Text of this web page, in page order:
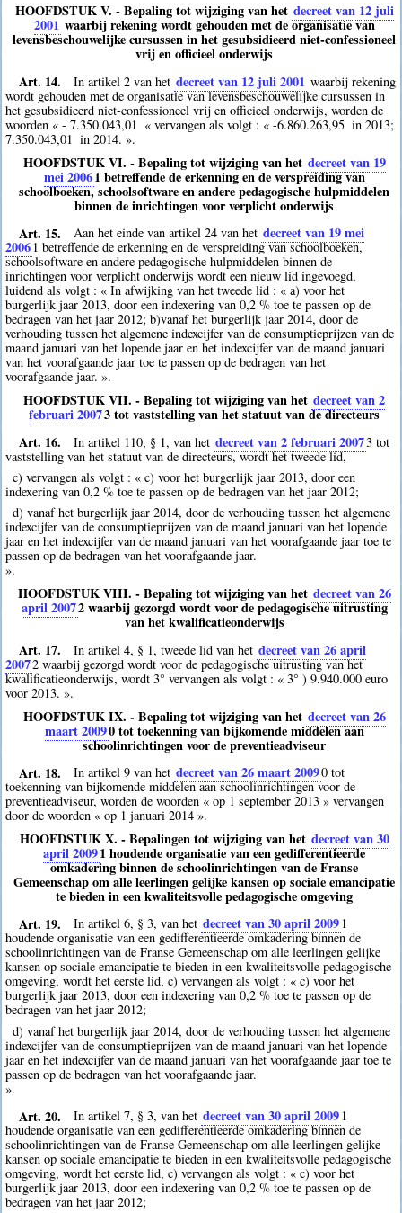
HOOFDSTUK V. - Bepaling tot wijziging van het decreet van 12 juli
2001 waarbij rekening wordt gehouden met de organisatie van
levensbeschouwelijke cursussen in het gesubsidieerd niet-confessioneel
vrij en officieel onderwijs
Art. 14.
In artikel 2 van het decreet van 12 juli 2001 waarbij rekening
wordt gehouden met de organisatie van levensbeschouwelijke cursussen in
het gesubsidieerd niet-confessioneel vrij en officieel onderwijs, worden de
woorden « - 7.350.043,01  « vervangen als volgt : « -6.860.263,95  in 2013;
7.350.043,01  in 2014. ».
HOOFDSTUK VI. - Bepaling tot wijziging van het decreet van 19
mei 20061betreffende de erkenning en de verspreiding van
schoolboeken, schoolsoftware en andere pedagogische hulpmiddelen
binnen de inrichtingen voor verplicht onderwijs
Art. 15.
Aan het einde van artikel 24 van het decreet van 19 mei
2006 1 betreffende de erkenning en de verspreiding van schoolboeken,
schoolsoftware en andere pedagogische hulpmiddelen binnen de
inrichtingen voor verplicht onderwijs wordt een nieuw lid ingevoegd,
luidend als volgt : « In afwijking van het tweede lid : « a) voor het
burgerlijk jaar 2013, door een indexering van 0,2 % toe te passen op de
bedragen van het jaar 2012; b)vanaf het burgerlijk jaar 2014, door de
verhouding tussen het algemene indexcijfer van de consumptieprijzen van de
maand januari van het lopende jaar en het indexcijfer van de maand januari
van het voorafgaande jaar toe te passen op de bedragen van het
voorafgaande jaar. ».
HOOFDSTUK VII. - Bepaling tot wijziging van het decreet van 2
februari 20073tot vaststelling van het statuut van de directeurs
Art. 16.
In artikel 110, § 1, van het decreet van 2 februari 20073 tot
vaststelling van het statuut van de directeurs, wordt het tweede lid,
c) vervangen als volgt : « c) voor het burgerlijk jaar 2013, door een
indexering van 0,2 % toe te passen op de bedragen van het jaar 2012;
d) vanaf het burgerlijk jaar 2014, door de verhouding tussen het algemene
indexcijfer van de consumptieprijzen van de maand januari van het lopende
jaar en het indexcijfer van de maand januari van het voorafgaande jaar toe te
passen op de bedragen van het voorafgaande jaar.
».
HOOFDSTUK VIII. - Bepaling tot wijziging van het decreet van 26
april 20072waarbij gezorgd wordt voor de pedagogische uitrusting
van het kwalificatieonderwijs
Art. 17.
In artikel 4, § 1, tweede lid van het decreet van 26 april
20072 waarbij gezorgd wordt voor de pedagogische uitrusting van het
kwalificatieonderwijs, wordt 3° vervangen als volgt : « 3° ) 9.940.000 euro
voor 2013. ».
HOOFDSTUK IX. - Bepaling tot wijziging van het decreet van 26
maart 20090tot toekenning van bijkomende middelen aan
schoolinrichtingen voor de preventieadviseur
Art. 18.
In artikel 9 van het decreet van 26 maart 20090 tot
toekenning van bijkomende middelen aan schoolinrichtingen voor de
preventieadviseur, worden de woorden « op 1 september 2013 » vervangen
door de woorden « op 1 januari 2014 ».
HOOFDSTUK X. - Bepalingen tot wijziging van het decreet van 30
april 20091houdende organisatie van een gedifferentieerde
omkadering binnen de schoolinrichtingen van de Franse
Gemeenschap om alle leerlingen gelijke kansen op sociale emancipatie
te bieden in een kwaliteitsvolle pedagogische omgeving
Art. 19.
In artikel 6, § 3, van het decreet van 30 april 2009 1
houdende organisatie van een gedifferentieerde omkadering binnen de
schoolinrichtingen van de Franse Gemeenschap om alle leerlingen gelijke
kansen op sociale emancipatie te bieden in een kwaliteitsvolle pedagogische
omgeving, wordt het eerste lid, c) vervangen als volgt : « c) voor het
burgerlijk jaar 2013, door een indexering van 0,2 % toe te passen op de
bedragen van het jaar 2012;
d) vanaf het burgerlijk jaar 2014, door de verhouding tussen het algemene
indexcijfer van de consumptieprijzen van de maand januari van het lopende
jaar en het indexcijfer van de maand januari van het voorafgaande jaar toe te
passen op de bedragen van het voorafgaande jaar.
».
Art. 20. In artikel 7, § 3, van het decreet van 30 april 2009 1
houdende organisatie van een gedifferentieerde omkadering binnen de
schoolinrichtingen van de Franse Gemeenschap om alle leerlingen gelijke
kansen op sociale emancipatie te bieden in een kwaliteitsvolle pedagogische
omgeving, wordt het eerste lid, c) vervangen als volgt : « c) voor het
burgerlijk jaar 2013, door een indexering van 0,2 % toe te passen op de
bedragen van het jaar 2012;